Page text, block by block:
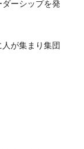
ーシップを発
が集まり集団